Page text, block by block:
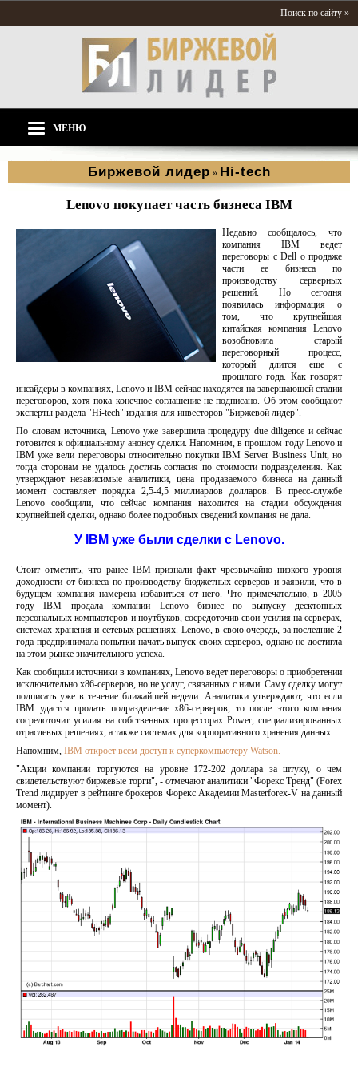
Поиск по сайту »
МЕНЮ
Биржевой лидер » Hi-tech
Lenovo покупает часть бизнеса IBM
Недавно сообщалось, что
компания IBM ведет
переговоры с Dell о продаже
части ее бизнеса по
производству серверных
решений. Но сегодня
появилась информация о
том, что крупнейшая
китайская компания Lenovo
возобновила старый
переговорный процесс,
который длится еще с
прошлого года. Как говорят
инсайдеры в компаниях, Lenovo и IBM сейчас находятся на завершающей стадии
переговоров, хотя пока конечное соглашение не подписано. Об этом сообщают
эксперты раздела "Hi-tech" издания для инвесторов "Биржевой лидер".
По словам источника, Lenovo уже завершила процедуру due diligence и сейчас
готовится к официальному анонсу сделки. Напомним, в прошлом году Lenovo и
IBM уже вели переговоры относительно покупки IBM Server Business Unit, но
тогда сторонам не удалось достичь согласия по стоимости подразделения. Как
утверждают независимые аналитики, цена продаваемого бизнеса на данный
момент составляет порядка 2,5-4,5 миллиардов долларов. В пресс-службе
Lenovo сообщили, что сейчас компания находится на стадии обсуждения
крупнейшей сделки, однако более подробных сведений компания не дала.
У IBM уже были сделки с Lenovo.
Стоит отметить, что ранее IBM признали факт чрезвычайно низкого уровня
доходности от бизнеса по производству бюджетных серверов и заявили, что в
будущем компания намерена избавиться от него. Что примечательно, в 2005
году IBM продала компании Lenovo бизнес по выпуску десктопных
персональных компьютеров и ноутбуков, сосредоточив свои усилия на серверах,
системах хранения и сетевых решениях. Lenovo, в свою очередь, за последние 2
года предпринимала попытки начать выпуск своих серверов, однако не достигла
на этом рынке значительного успеха.
Как сообщили источники в компаниях, Lenovo ведет переговоры о приобретении
исключительно x86-серверов, но не услуг, связанных с ними. Саму сделку могут
подписать уже в течение ближайшей недели. Аналитики утверждают, что если
IBM удастся продать подразделение x86-серверов, то после этого компания
сосредоточит усилия на собственных процессорах Power, специализированных
отраслевых решениях, а также системах для корпоративного хранения данных.
Напомним, IBM откроет всем доступ к суперкомпьютеру Watson.
"Акции компании торгуются на уровне 172-202 доллара за штуку, о чем
свидетельствуют биржевые торги", - отмечают аналитики "Форекс Тренд" (Forex
Trend лидирует в рейтинге брокеров Форекс Академии Masterforex-V на данный
момент).